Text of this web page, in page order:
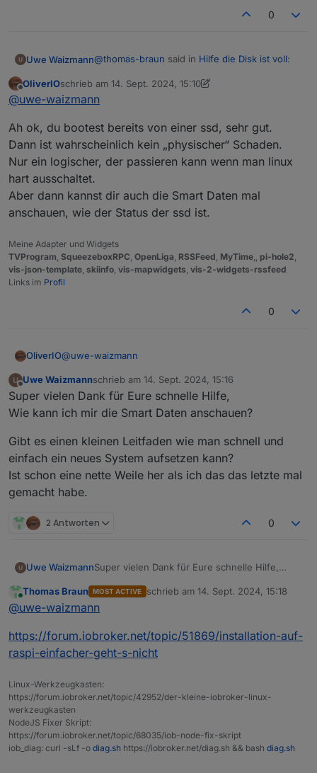
0
Uwe Waizmann@thomas-braun said in Hilfe die Disk ist voll:
Also Backup von gestern oder
früher?
Von 'vor dem Einschlag im Dateisystem'.
Hab das Problem ja erst heute bemerkt nach
Kann also nicht sagen wann das war,
Sehe gerade, auf der Disk sind 120GB hab ich
warum. war bestimmt damit es auf einer SD
noch Platz hatte.
OliverIOschrieb am 14. Sept. 2024, 15:10
zuletzt editiert von OliverIO
@uwe-waizmann
Ah ok, du bootest bereits von einer ssd, sehr gut.
Dann ist wahrscheinlich kein „physischer“ Schaden.
Nur ein logischer, der passieren kann wenn man linux
hart ausschaltet.
Aber dann kannst dir auch die Smart Daten mal
anschauen, wie der Status der ssd ist.
Meine Adapter und Widgets
TVProgram, SqueezeboxRPC, OpenLiga, RSSFeed, MyTime,, pi-hole2,
vis-json-template, skiinfo, vis-mapwidgets, vis-2-widgets-rssfeed
Links im Profil
0
OliverIO@uwe-waizmann
Ah ok, du bootest bereits von einer ssd, sehr gut.
Dann ist wahrscheinlich kein „physischer“ Schaden.
Nur ein logischer, der passieren kann wenn man linux
Aber dann kannst dir auch die Smart Daten mal
Uwe Waizmannschrieb am 14. Sept. 2024, 15:16
zuletzt editiert von
Super vielen Dank für Eure schnelle Hilfe,
Wie kann ich mir die Smart Daten anschauen?
Gibt es einen kleinen Leitfaden wie man schnell und
einfach ein neues System aufsetzen kann?
Ist schon eine nette Weile her als ich das das letzte mal
gemacht habe.
2 Antworten 0
Uwe WaizmannSuper vielen Dank für Eure schnelle Hilfe,
Gibt es einen kleinen Leitfaden wie man
schnell und einfach ein neues System
Ist schon eine nette Weile her als ich das das
letzte mal gemacht habe.
Thomas Braun MOST ACTIVE schrieb am 14. Sept. 2024, 15:18
zuletzt editiert von
@uwe-waizmann
https://forum.iobroker.net/topic/51869/installation-auf-
raspi-einfacher-geht-s-nicht
Linux-Werkzeugkasten:
https://forum.iobroker.net/topic/42952/der-kleine-iobroker-linux-
werkzeugkasten
NodeJS Fixer Skript:
https://forum.iobroker.net/topic/68035/iob-node-fix-skript
iob_diag: curl -sLf -o diag.sh https://iobroker.net/diag.sh && bash diag.sh